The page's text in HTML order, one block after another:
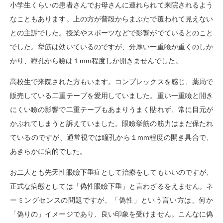
小学生くらいの患者さんでお母さんに連れられて来院されるよう
なこともあります。上の方が普段からまぶたで覆われて見えない
との主訴でした。授業やスポーツなどで影響がでているとのこと
でした。挙筋は効いているのですが、分厚い一重瞼が重くのしか
かり、瞳孔から瞼は１mm程度しか開きませんでした。
高校生で来院された方もいます。コンプレックスを感じ、薬局で
販売している二重テープを愛用していました。重い一重瞼と開き
にくい瞼の影響で二重テープもあまりうまく貼れず、常に目元が
かぶれてしまうと訴えていました。眼瞼挙筋の筋力はまだ保たれ
ているのですが、通常視では瞳孔から１mm程度の開き具合で、
あきらかに病的でした。
お二人とも先天性眼瞼下垂症として治療をしてもいいのですが、
正式な病態としては「偽性眼瞼下垂」と言わざるをえません。ネ
ーミングセンスの問題ですが、「偽性」という言い方は、何か
「偽りの」イメージであり、良い印象を受けません。こんなに偽